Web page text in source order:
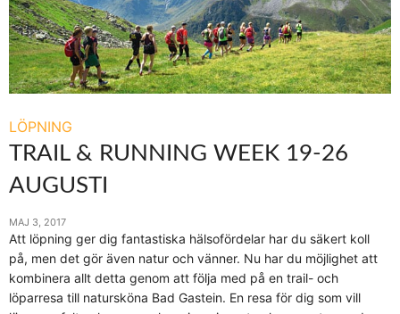
LÖPNING
TRAIL & RUNNING WEEK 19-26
AUGUSTI
MAJ 3, 2017
Att löpning ger dig fantastiska hälsofördelar har du säkert koll
på, men det gör även natur och vänner. Nu har du möjlighet att
kombinera allt detta genom att följa med på en trail- och
löparresa till natursköna Bad Gastein. En resa för dig som vill